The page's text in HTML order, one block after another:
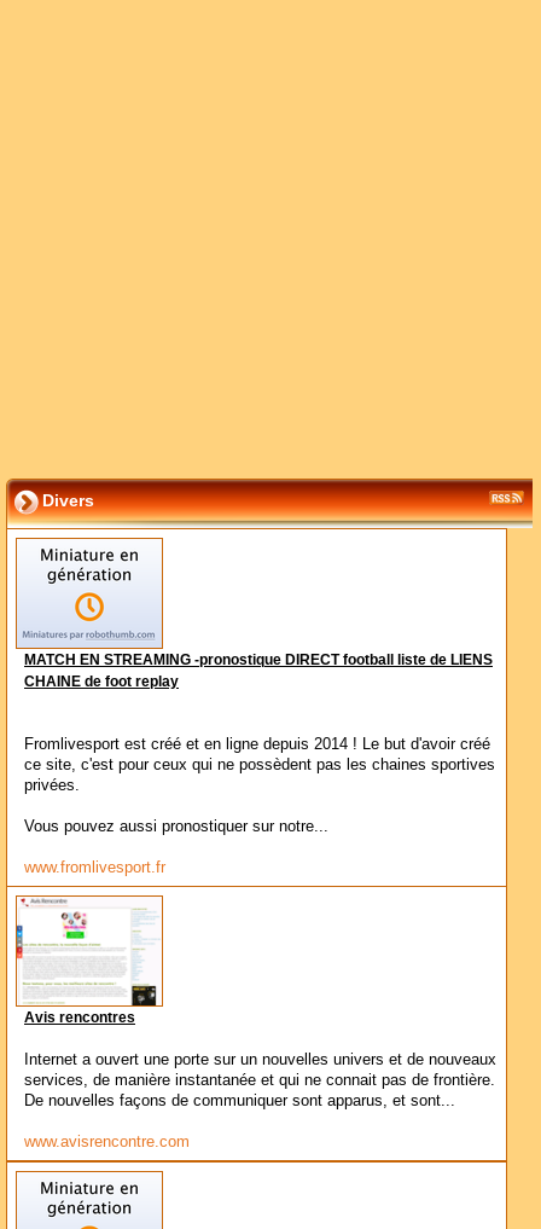
Divers
MATCH EN STREAMING -pronostique DIRECT football liste de LIENS
CHAINE de foot replay
Fromlivesport est créé et en ligne depuis 2014 ! Le but d'avoir créé
ce site, c'est pour ceux qui ne possèdent pas les chaines sportives
privées.
Vous pouvez aussi pronostiquer sur notre...
www.fromlivesport.fr
Avis rencontres
Internet a ouvert une porte sur un nouvelles univers et de nouveaux
services, de manière instantanée et qui ne connait pas de frontière.
De nouvelles façons de communiquer sont apparus, et sont...
www.avisrencontre.com